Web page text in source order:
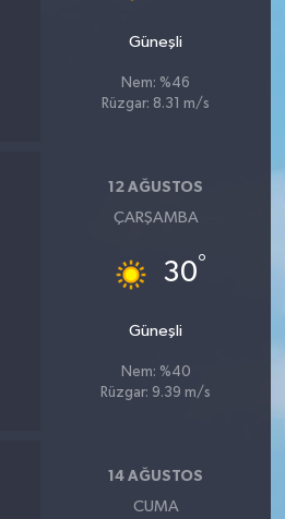
Güneşli
Nem: %46
Rüzgar: 8.31 m/s
12 AĞUSTOS
ÇARŞAMBA
30°
Güneşli
Nem: %40
Rüzgar: 9.39 m/s
14 AĞUSTOS
CUMA